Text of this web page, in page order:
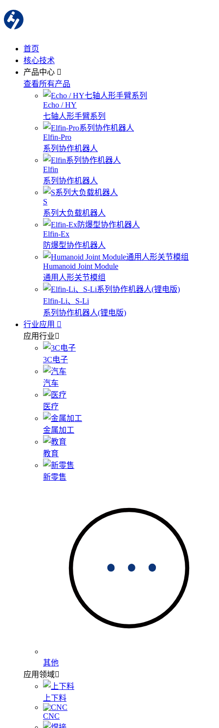
首页
核心技术
产品中心
查看所有产品
Echo / HY
七轴人形手臂系列
Elfin-Pro
系列协作机器人
Elfin
系列协作机器人
S
系列大负载机器人
Elfin-Ex
防爆型协作机器人
Humanoid Joint Module
通用人形关节模组
Elfin-Li、S-Li
系列协作机器人(锂电版)
行业应用
应用行业
3C电子
汽车
医疗
金属加工
教育
新零售
其他
应用领域
上下料
CNC